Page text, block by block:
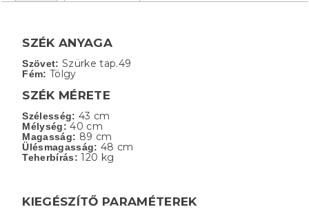
SZÉK ANYAGA
Szövet: Szürke tap.49
Fém: Tölgy
SZÉK MÉRETE
Szélesség: 43 cm
Mélység: 40 cm
Magasság: 89 cm
Ülésmagasság: 48 cm
Teherbírás: 120 kg
KIEGÉSZÍTŐ PARAMÉTEREK